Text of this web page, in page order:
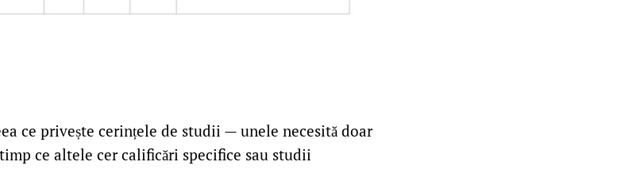
ce privește cerințele de studii — unele necesită doar
ce altele cer calificări specifice sau studii